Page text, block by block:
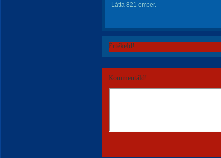
Látta 821 ember.
Értékeld!
Kommentáld!